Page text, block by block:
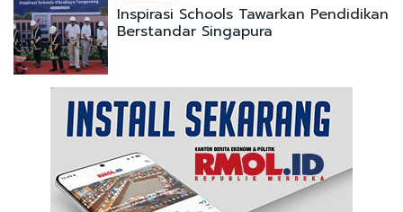
Inspirasi Schools Tawarkan Pendidikan
Berstandar Singapura